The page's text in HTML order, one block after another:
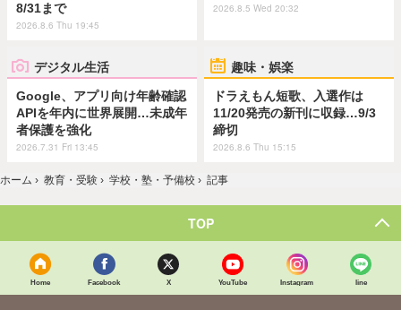
8/31まで
2026.8.6 Thu 19:45
2026.8.5 Wed 20:32
デジタル生活
Google、アプリ向け年齢確認
APIを年内に世界展開…未成年
者保護を強化
2026.7.31 Fri 13:45
趣味・娯楽
ドラえもん短歌、入選作は
11/20発売の新刊に収録…9/3
締切
2026.8.6 Thu 15:15
ホーム › 教育・受験 › 学校・塾・予備校 › 記事
TOP
Home Facebook X YouTube Instagram line